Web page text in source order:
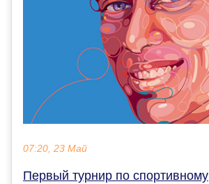
07:20, 23 Май
Первый турнир по спортивному